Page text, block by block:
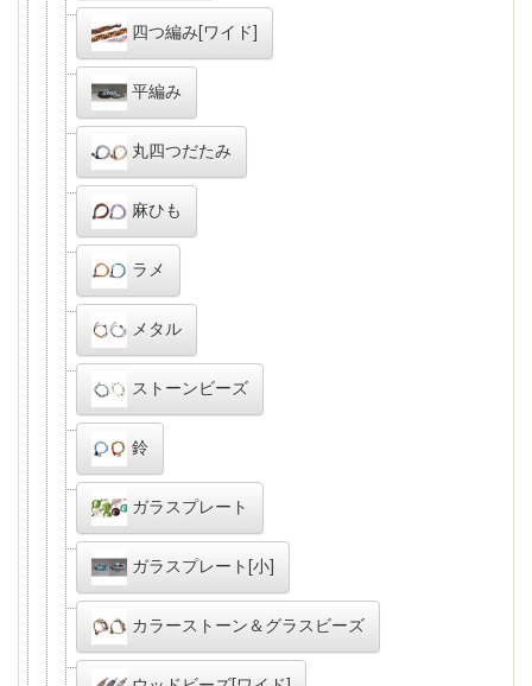
四つ編み[ワイド]
平編み
丸四つだたみ
麻ひも
ラメ
メタル
ストーンビーズ
鈴
ガラスプレート
ガラスプレート[小]
カラーストーン＆グラスビーズ